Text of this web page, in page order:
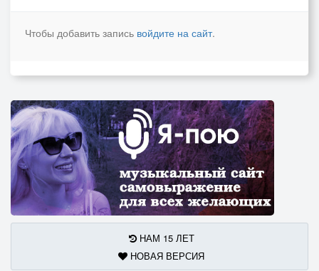
Чтобы добавить запись войдите на сайт.
НАМ 15 ЛЕТ
НОВАЯ ВЕРСИЯ